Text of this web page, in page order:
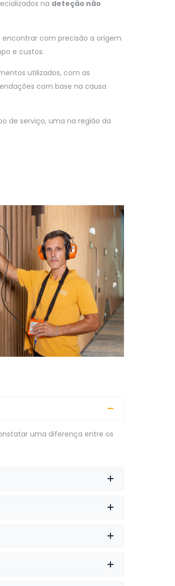
na deteção não
com precisão a origem
e custos.
utilizados, com as
com base na causa
de serviço, uma na região da
uma diferença entre os